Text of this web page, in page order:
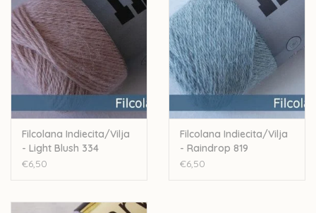
Let op: de kleur op beeld kan afwijken van de werkelijke kleur.
Filcolana Indiecita/Vilja
- Light Blush 334
€6,50
Filcolana Indiecita/Vilja
- Raindrop 819
€6,50